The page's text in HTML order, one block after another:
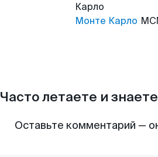
Карло
Монте Карло
Часто летаете и
Оставьте комментарий —